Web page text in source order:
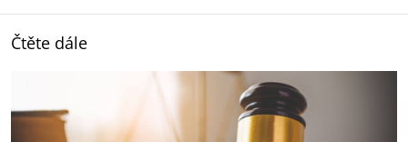
Čtěte dále